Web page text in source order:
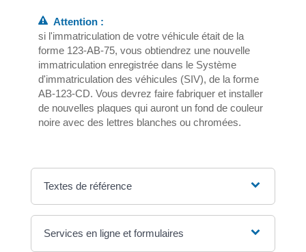
Attention :
si l'immatriculation de votre véhicule était de la
forme 123-AB-75, vous obtiendrez une nouvelle
immatriculation enregistrée dans le Système
d'immatriculation des véhicules (SIV), de la forme
AB-123-CD. Vous devrez faire fabriquer et installer
de nouvelles plaques qui auront un fond de couleur
noire avec des lettres blanches ou chromées.
Textes de référence
Services en ligne et formulaires